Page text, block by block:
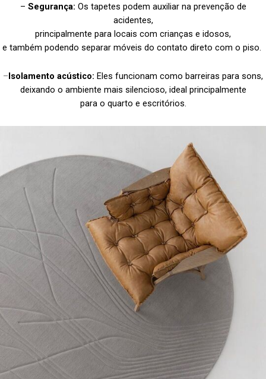
– Segurança: Os tapetes podem auxiliar na prevenção de
acidentes,
principalmente para locais com crianças e idosos,
e também podendo separar móveis do contato direto com o piso.
–Isolamento acústico: Eles funcionam como barreiras para sons,
deixando o ambiente mais silencioso, ideal principalmente
para o quarto e escritórios.